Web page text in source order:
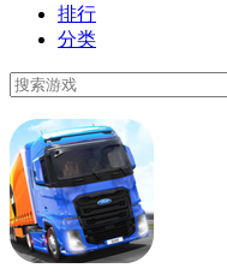
排行
分类